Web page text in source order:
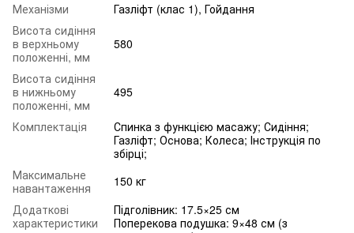
Механізми
Газліфт (клас 1), Гойдання
Висота сидіння
в верхньому
положенні, мм
580
Висота сидіння
в нижньому
положенні, мм
495
Комплектація
Спинка з функцією масажу; Сидіння;
Газліфт; Основа; Колеса; Інструкція по
збірці;
Максимальне
навантаження
150 кг
Додаткові
характеристики
Підголівник: 17.5×25 см
Поперекова подушка: 9×48 см (з